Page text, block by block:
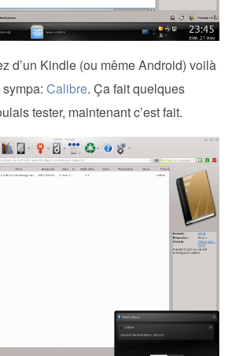
d’un Kindle (ou même Android) voilà
Calibre. Ça fait quelques
tester, maintenant c’est fait.